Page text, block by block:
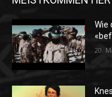
Wie
20.